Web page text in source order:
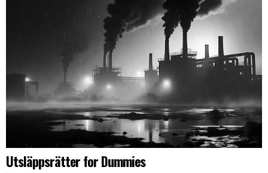
Utsläppsrätter for Dummies